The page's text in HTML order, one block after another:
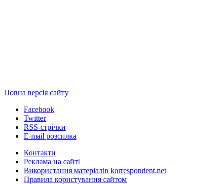
Повна версія сайту
Facebook
Twitter
RSS-стрічки
E-mail розсилка
Контакти
Реклама на сайті
Використання матеріалів korrespondent.net
Правила користування сайтом